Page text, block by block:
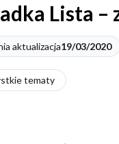
Lista
aktualizacja19/03/2020
tematy